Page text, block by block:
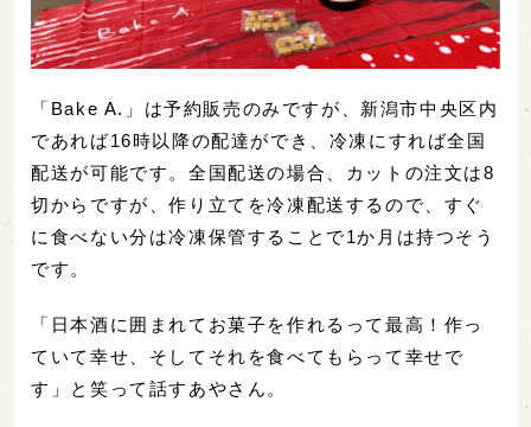
「Bake A.」は予約販売のみですが、新潟市中央区内
であれば16時以降の配達ができ、冷凍にすれば全国
配送が可能です。全国配送の場合、カットの注文は8
切からですが、作り立てを冷凍配送するので、すぐ
に食べない分は冷凍保管することで1か月は持つそう
です。
「日本酒に囲まれてお菓子を作れるって最高！作っ
ていて幸せ、そしてそれを食べてもらって幸せで
す」と笑って話すあやさん。